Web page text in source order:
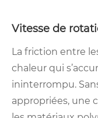
Vitesse de
La friction entre
chaleur qui
ininterrompu.
appropriées, une